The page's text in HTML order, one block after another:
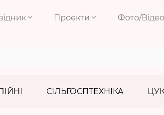
Проекти Фото/
СІЛЬГОСПТЕХНІКА